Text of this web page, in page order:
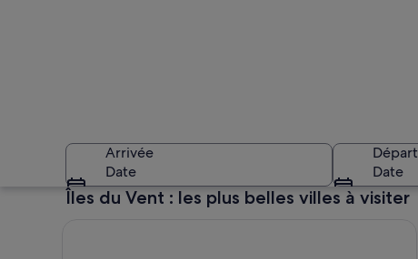
Arrivée
Date
Départ
Date
Îles du Vent : les plus belles villes à visiter